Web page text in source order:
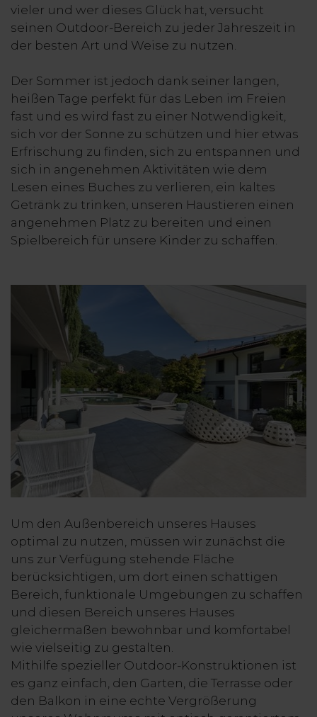
vieler und wer dieses Glück hat, versucht
seinen Outdoor-Bereich zu jeder Jahreszeit in
der besten Art und Weise zu nutzen.
Der Sommer ist jedoch dank seiner langen,
heißen Tage perfekt für das Leben im Freien
fast und es wird fast zu einer Notwendigkeit,
sich vor der Sonne zu schützen und hier etwas
Erfrischung zu finden, sich zu entspannen und
sich in angenehmen Aktivitäten wie dem
Lesen eines Buches zu verlieren, ein kaltes
Getränk zu trinken, unseren Haustieren einen
angenehmen Platz zu bereiten und einen
Spielbereich für unsere Kinder zu schaffen.
Um den Außenbereich unseres Hauses
optimal zu nutzen, müssen wir zunächst die
uns zur Verfügung stehende Fläche
berücksichtigen, um dort einen schattigen
Bereich, funktionale Umgebungen zu schaffen
und diesen Bereich unseres Hauses
gleichermaßen bewohnbar und komfortabel
wie vielseitig zu gestalten.
Mithilfe spezieller Outdoor-Konstruktionen ist
es ganz einfach, den Garten, die Terrasse oder
den Balkon in eine echte Vergrößerung